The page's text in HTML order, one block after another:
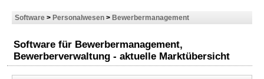
Software > Personalwesen > Bewerbermanagement
Software für Bewerbermanagement,
Bewerberverwaltung - aktuelle Marktübersicht